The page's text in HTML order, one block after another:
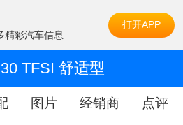
精彩汽车信息
打开APP
TFSI 舒适型
图片 经销商 点评